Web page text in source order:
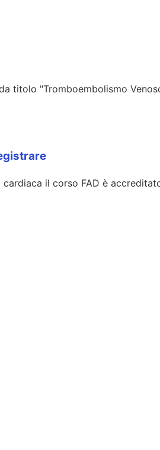
titolo "Tromboembolismo
cardiaca il corso FAD è